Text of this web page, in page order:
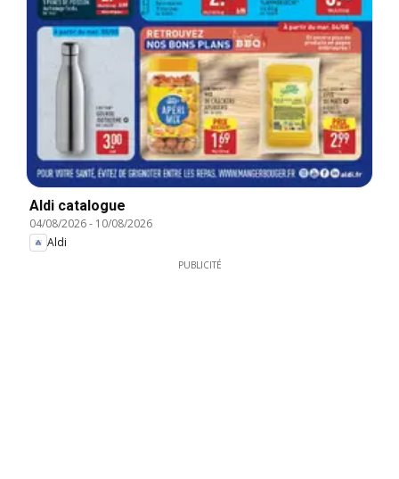
Aldi catalogue
04/08/2026- 10/08/2026
Aldi
PUBLICITÉ